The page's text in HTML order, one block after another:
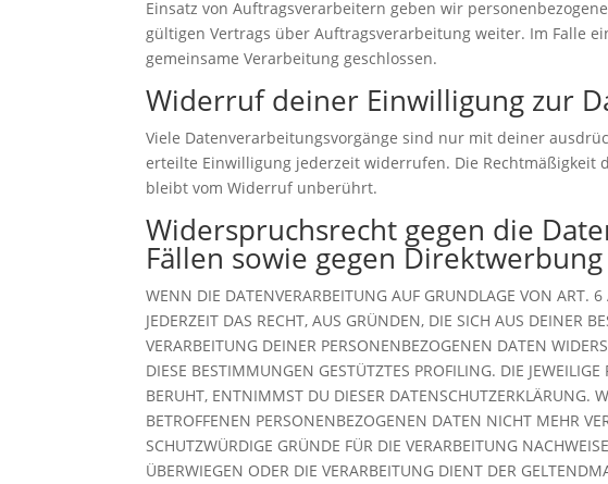
Einsatz von Auftragsverarbeitern geben wir
gültigen Vertrags über Auftragsverarbeitung weiter. Im Falle
gemeinsame Verarbeitung geschlossen.
Widerruf deiner Einwilligung zur
Viele Datenverarbeitungsvorgänge sind nur mit deiner
erteilte Einwilligung jederzeit widerrufen. Die
bleibt vom Widerruf unberührt.
Widerspruchsrecht gegen die
Fällen sowie gegen Direktwerbung
WENN DIE DATENVERARBEITUNG AUF GRUNDLAGE VON ART.
JEDERZEIT DAS RECHT, AUS GRÜNDEN, DIE SICH AUS DEINER
VERARBEITUNG DEINER PERSONENBEZOGENEN DATEN
DIESE BESTIMMUNGEN GESTÜTZTES PROFILING. DIE
BERUHT, ENTNIMMST DU DIESER DATENSCHUTZERKLÄRUNG.
BETROFFENEN PERSONENBEZOGENEN DATEN NICHT MEHR
SCHUTZWÜRDIGE GRÜNDE FÜR DIE VERARBEITUNG
ÜBERWIEGEN ODER DIE VERARBEITUNG DIENT DER